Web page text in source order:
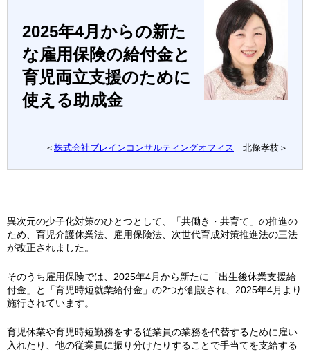
2025年4月からの新た
な雇用保険の給付金と
育児両立支援のために
使える助成金
＜ 株式会社ブレインコンサルティングオフィス 北條孝枝＞
異次元の少子化対策のひとつとして、「共働き・共育て」の推進の
ため、育児介護休業法、雇用保険法、次世代育成対策推進法の三法
が改正されました。
そのうち雇用保険では、2025年4月から新たに「出生後休業支援給
付金」と「育児時短就業給付金」の2つが創設され、2025年4月より
施行されています。
育児休業や育児時短勤務をする従業員の業務を代替するために雇い
入れたり、他の従業員に振り分けたりすることで手当てを支給する